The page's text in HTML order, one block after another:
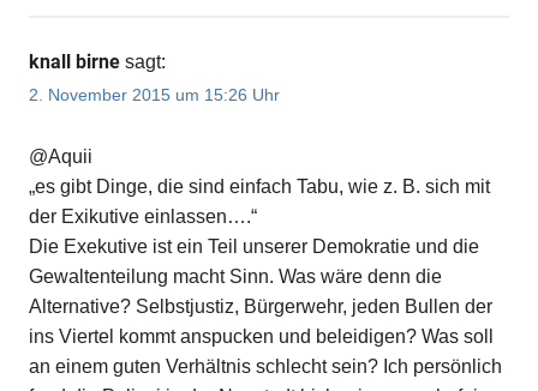
knall birne sagt:
2. November 2015 um 15:26 Uhr
@Aquii
„es gibt Dinge, die sind einfach Tabu, wie z. B. sich mit
der Exikutive einlassen….“
Die Exekutive ist ein Teil unserer Demokratie und die
Gewaltenteilung macht Sinn. Was wäre denn die
Alternative? Selbstjustiz, Bürgerwehr, jeden Bullen der
ins Viertel kommt anspucken und beleidigen? Was soll
an einem guten Verhältnis schlecht sein? Ich persönlich